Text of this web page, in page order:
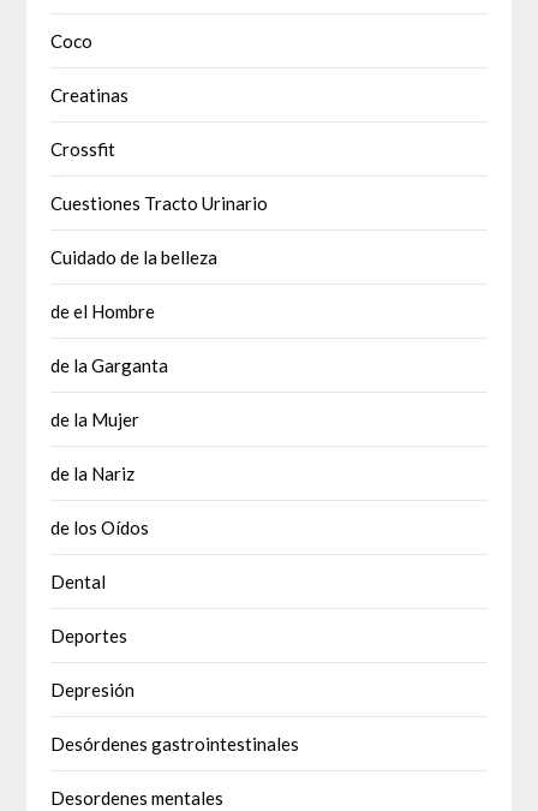
Coco
Creatinas
Crossfit
Cuestiones Tracto Urinario
Cuidado de la belleza
de el Hombre
de la Garganta
de la Mujer
de la Nariz
de los Oídos
Dental
Deportes
Depresión
Desórdenes gastrointestinales
Desordenes mentales